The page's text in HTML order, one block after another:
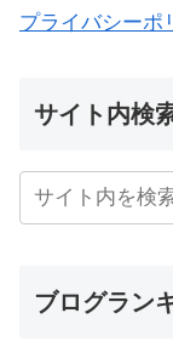
プライバシーポ
サイト内検
ブログラン